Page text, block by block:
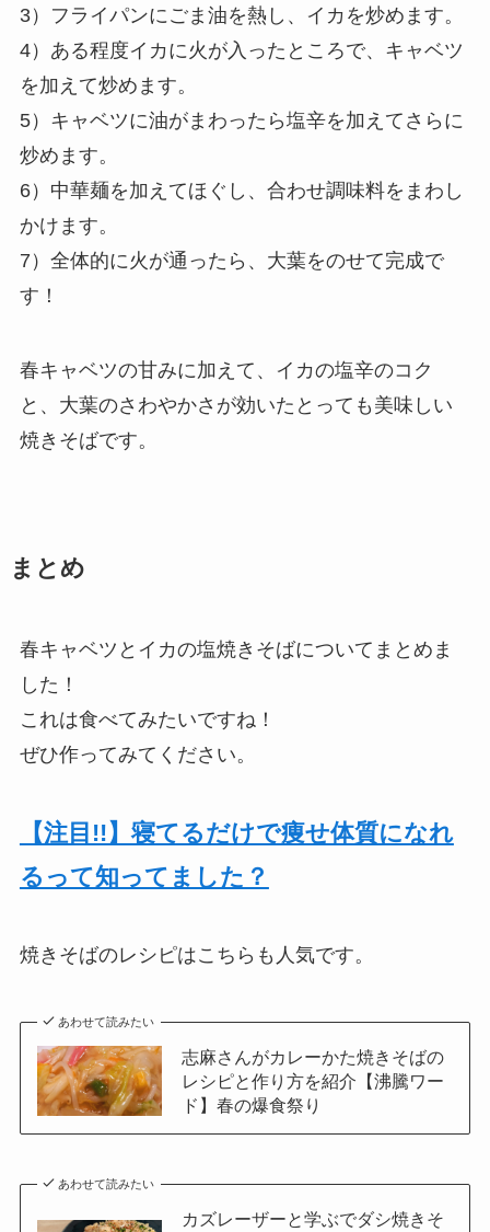
3）フライパンにごま油を熱し、イカを炒めます。
4）ある程度イカに火が入ったところで、キャベツ
を加えて炒めます。
5）キャベツに油がまわったら塩辛を加えてさらに
炒めます。
6）中華麺を加えてほぐし、合わせ調味料をまわし
かけます。
7）全体的に火が通ったら、大葉をのせて完成で
す！
春キャベツの甘みに加えて、イカの塩辛のコク
と、大葉のさわやかさが効いたとっても美味しい
焼きそばです。
まとめ
春キャベツとイカの塩焼きそばについてまとめま
した！
これは食べてみたいですね！
ぜひ作ってみてください。
【注目!!】寝てるだけで痩せ体質になれ
るって知ってました？
焼きそばのレシピはこちらも人気です。
あわせて読みたい
志麻さんがカレーかた焼きそばの
レシピと作り方を紹介【沸騰ワー
ド】春の爆食祭り
あわせて読みたい
カズレーザーと学ぶでダシ焼きそ